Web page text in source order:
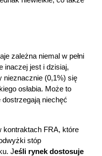
zależna niemal w pełni
inaczej jest i dzisiaj,
nieznacznie (0,1%) się
osłabia. Może to
niechęć
kontraktach FRA, które
stóp
Jeśli rynek dostosuje